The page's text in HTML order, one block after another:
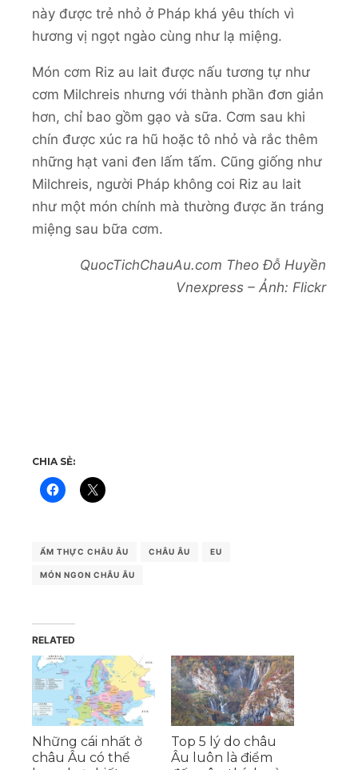
này được trẻ nhỏ ở Pháp khá yêu thích vì
hương vị ngọt ngào cùng như lạ miệng.
Món cơm Riz au lait được nấu tương tự như
cơm Milchreis nhưng với thành phần đơn giản
hơn, chỉ bao gồm gạo và sữa. Cơm sau khi
chín được xúc ra hũ hoặc tô nhỏ và rắc thêm
những hạt vani đen lấm tấm. Cũng giống như
Milchreis, người Pháp không coi Riz au lait
như một món chính mà thường được ăn tráng
miệng sau bữa cơm.
QuocTichChauAu.com Theo Đỗ Huyền
Vnexpress – Ảnh: Flickr
CHIA SẺ:
ẨM THỰC CHÂU ÂU CHÂU ÂU EU
MÓN NGON CHÂU ÂU
RELATED
Những cái nhất ở
châu Âu có thể
Top 5 lý do châu
Âu luôn là điểm